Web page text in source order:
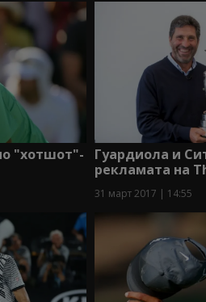
"хотшот"-
Гуардиола и
рекламата на
31 март 2017 | 14:55